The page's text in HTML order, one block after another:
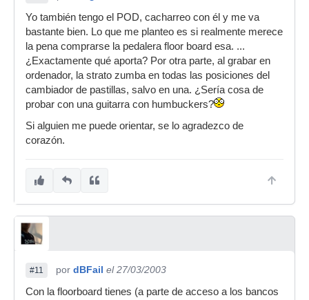
Yo también tengo el POD, cacharreo con él y me va
bastante bien. Lo que me planteo es si realmente merece
la pena comprarse la pedalera floor board esa. ...
¿Exactamente qué aporta? Por otra parte, al grabar en
ordenador, la strato zumba en todas las posiciones del
cambiador de pastillas, salvo en una. ¿Sería cosa de
probar con una guitarra con humbuckers?
Si alguien me puede orientar, se lo agradezco de
corazón.
#11 por dBFail el 27/03/2003
Con la floorboard tienes (a parte de acceso a los bancos